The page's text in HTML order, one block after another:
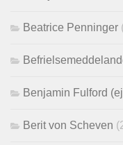
Beatrice Penninger
Benjamin Fulford
Berit von Scheven